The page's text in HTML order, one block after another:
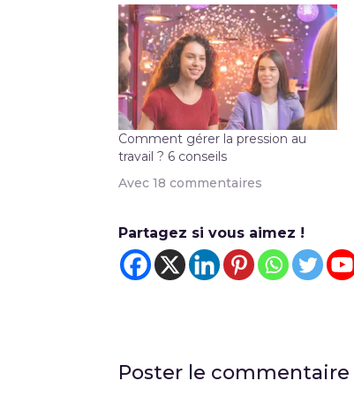
Comment gérer la pression au
travail ? 6 conseils
Avec 18 commentaires
Partagez si vous aimez !
Poster le commentaire